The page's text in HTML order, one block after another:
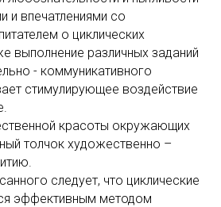
и впечатлениями со
о циклических
выполнение различных заданий
- коммуникативного
стимулирующее воздействие
красоты окружающих
толчок художественно –
следует, что циклические
эффективным методом